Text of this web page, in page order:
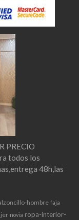
PRECIO
todos los
48h,las
hombre faja
novia ropa-interior-